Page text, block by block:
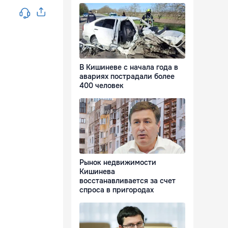
В Кишиневе с начала года в
авариях пострадали более
400 человек
Рынок недвижимости
Кишинева
восстанавливается за счет
спроса в пригородах